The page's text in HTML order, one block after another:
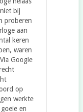
bij
proberen
aan
keren
waren
Google
op
werkte
en